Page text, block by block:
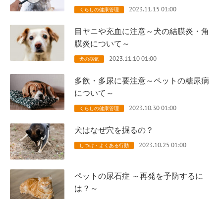
くらしの健康管理 2023.11.15 01:00
目ヤニや充血に注意～犬の結膜炎・角
膜炎について～
犬の病気 2023.11.10 01:00
多飲・多尿に要注意～ペットの糖尿病
について～
くらしの健康管理 2023.10.30 01:00
犬はなぜ穴を掘るの？
しつけ・よくある行動 2023.10.25 01:00
ペットの尿石症 ～再発を予防するに
は？～